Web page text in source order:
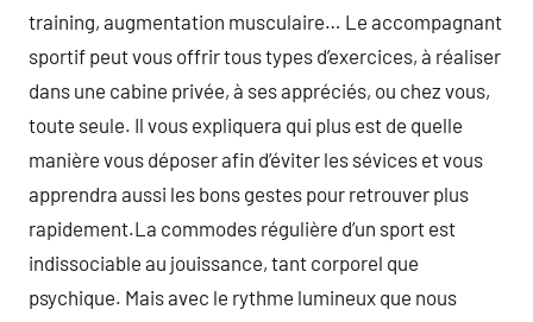
training, augmentation musculaire… Le accompagnant
sportif peut vous offrir tous types d’exercices, à réaliser
dans une cabine privée, à ses appréciés, ou chez vous,
toute seule. Il vous expliquera qui plus est de quelle
manière vous déposer afin d’éviter les sévices et vous
apprendra aussi les bons gestes pour retrouver plus
rapidement.La commodes régulière d’un sport est
indissociable au jouissance, tant corporel que
psychique. Mais avec le rythme lumineux que nous